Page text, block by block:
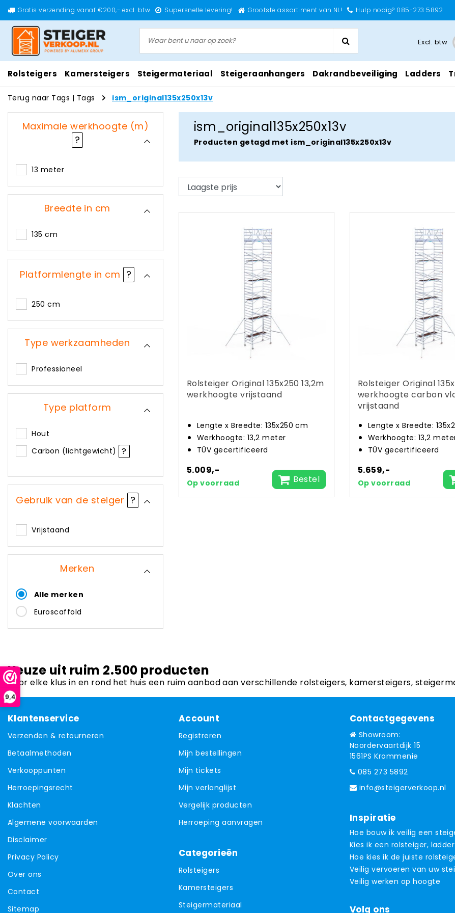
9,4
Gratis verzending vanaf €200,- excl. btw Supersnelle levering! Grootste assortiment van NL! Hulp nodig? 085-273 5892
Excl. btw
Rolsteigers Kamersteigers Steigermateriaal Steigeraanhangers Dakrandbeveiliging Ladders
Terug naar Tags | Tags ism_original135x250x13v
Maximale werkhoogte (m)
?
13 meter
Breedte in cm
135 cm
Platformlengte in cm ?
250 cm
Type werkzaamheden
Professioneel
Type platform
Hout
Carbon (lichtgewicht)
?
Gebruik van de steiger ?
Vrijstaand
Merken
Alle merken
Euroscaffold
ism_original135x250x13v
Producten getagd met ism_original135x250x13v
Rolsteiger Original 135x250 13,2m
werkhoogte vrijstaand
Lengte x Breedte: 135x250 cm
Werkhoogte: 13,2 meter
TÜV gecertificeerd
5.009,-
Op voorraad Bestel
Rolsteiger Original
werkhoogte carbon
vrijstaand
Lengte x Breedte:
Werkhoogte: 13,2
TÜV gecertificeerd
5.659,-
Op voorraad
Keuze uit ruim 2.500 producten
Voor elke klus in en rond het huis een ruim aanbod aan verschillende rolsteigers, kamersteigers,
Klantenservice
Verzenden & retourneren
Betaalmethoden
Verkooppunten
Herroepingsrecht
Klachten
Algemene voorwaarden
Disclaimer
Privacy Policy
Over ons
Contact
Sitemap
Account
Registreren
Mijn bestellingen
Mijn tickets
Mijn verlanglijst
Vergelijk producten
Herroeping aanvragen
Categorieën
Rolsteigers
Kamersteigers
Steigermateriaal
Contactgegevens
Showroom:
Noordervaartdijk 15
1561PS Krommenie
085 273 5892
info@steigerverkoop.nl
Inspiratie
Hoe bouw ik veilig een
Kies ik een rolsteiger,
Hoe kies ik de juiste
Veilig vervoeren van uw
Veilig werken op hoogte
Volg ons